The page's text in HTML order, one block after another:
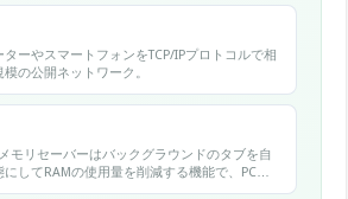
ーやスマートフォンをTCP/IPプロトコルで相
の公開ネットワーク。
モリセーバーはバックグラウンドのタブを自
してRAMの使用量を削減する機能で、PCの
があります。